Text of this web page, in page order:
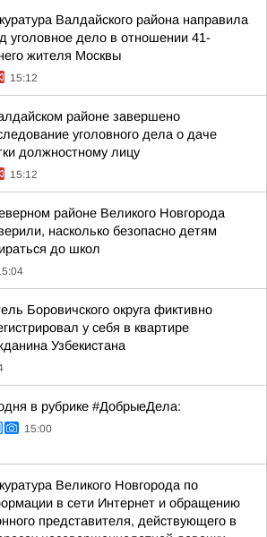
Валдайского района направила
уголовное дело в отношении 41-
жителя Москвы
15:12
районе завершено
уголовного дела о даче
должностному лицу
15:12
районе Великого Новгорода
насколько безопасно детям
до школ
Боровичского округа фиктивно
у себя в квартире
Узбекистана
в рубрике #ДобрыеДела:
15:00
Великого Новгорода по
в сети Интернет и обращению
представителя, действующего в